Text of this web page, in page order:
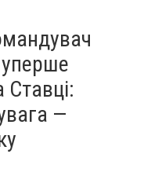
Ставці:
—